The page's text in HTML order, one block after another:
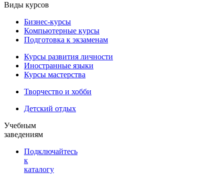
Виды курсов
Бизнес-курсы
Компьютерные курсы
Подготовка к экзаменам
Курсы развития личности
Иностранные языки
Курсы мастерства
Творчество и хобби
Детский отдых
Учебным
заведениям
Подключайтесь
к
каталогу